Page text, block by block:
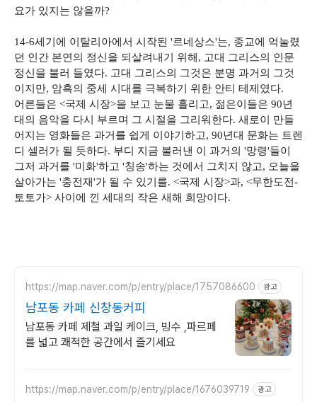
요가 있지는 않을까?
14-6세기에 이탈리아에서 시작된 '르네상스'는, 종교에 억눌렸
던 인간 본연의 정신을 되살려내기 위해, 고대 그리스의 인문
정신을 불러 들였다. 고대 그리스의 그것은 분명 과거의 그것
이지만, 암흑의 중세 시대를 극복하기 위한 안티 테제였다.
어른들은 <국제 시장>을 보고 눈물 흘리고, 젊은이들은 90년
대의 음악을 다시 부르며 그 시절을 그리워한다. 새로이 만들
어지는 영화들은 과거를 쉽게 이야기하고, 90년대 문화는 트렌
디 셀러가 될 듯하다. 부디 지금 불러낸 이 과거의 '망령'들이
그저 과거를 '미화'하고 '칭송'하는 것에서 그치지 않고, 오늘을
살아가는 '충전재'가 될 수 있기를. <국제 시장>과, <무한도전-
토토가> 사이에 낀 세대의 작은 새해 희망이다.
https://map.naver.com/p/entry/place/1757086600 광고
남포동 카페 신창동커피
남포동 카페 제철 과일 케이크, 빙수 ,파르페
를 넓고 쾌적한 공간에서 즐기세요
https://map.naver.com/p/entry/place/1676039719 광고